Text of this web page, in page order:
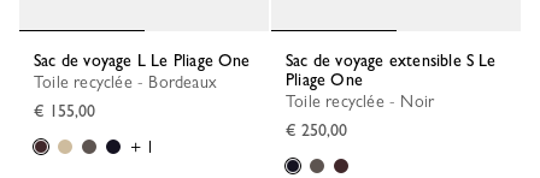
Sac de voyage L Le Pliage One
Toile recyclée - Bordeaux
€ 155,00
+ 1
Sac de voyage extensible S Le
Pliage One
Toile recyclée - Noir
€ 250,00